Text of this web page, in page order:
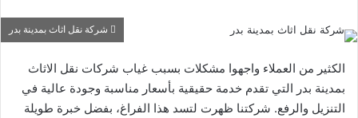
شركة نقل اثاث بمدينة بدر
الكثير من العملاء واجهوا مشكلات بسبب غياب شركات نقل الاثاث
بمدينة بدر التي تقدم خدمة حقيقية بأسعار مناسبة وجودة عالية في
التنزيل والرفع. شركتنا ظهرت لتسد هذا الفراغ، بفضل خبرة طويلة